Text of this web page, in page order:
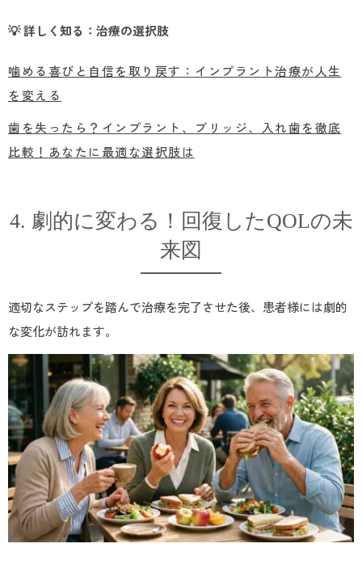
💡 詳しく知る：治療の選択肢
噛める喜びと自信を取り戻す：インプラント治療が人生
を変える
歯を失ったら？インプラント、ブリッジ、入れ歯を徹底
比較！あなたに最適な選択肢は
4. 劇的に変わる！回復したQOLの未
来図
適切なステップを踏んで治療を完了させた後、患者様には劇的
な変化が訪れます。